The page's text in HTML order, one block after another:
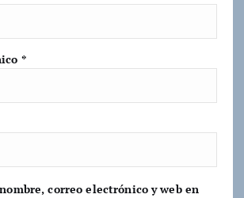
*
correo electrónico y web en